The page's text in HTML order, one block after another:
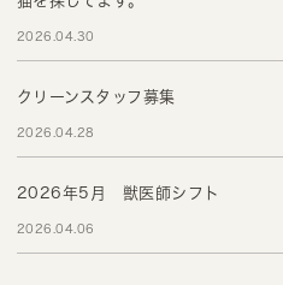
2026.04.30
クリーンスタッフ募集
2026.04.28
2026年5月 獣医師シフト
2026.04.06